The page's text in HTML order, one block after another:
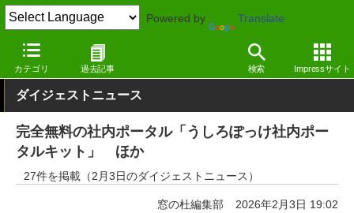
Powered by Translate
カテゴリ 過去記事 検索 Impressサイト
窓の杜 その他の話題 アップデート
ダイジェストニュース
完全無料の社内ポータル「うしろぽっけ社内ポー
タルキット」 ほか
27件を掲載（2月3日のダイジェストニュース）
窓の杜編集部 2026年2月3日 19:02